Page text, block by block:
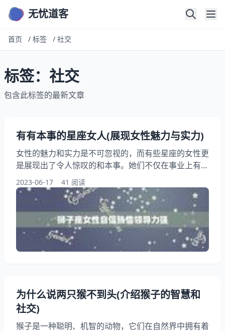
无忧道客
首页 / 标签 / 社交
标签：社交
包含此标签的最新文章
有有本事的星座女人(展现女性魅力与实力)
女性的魅力和实力是不可忽视的，而有些星座的女性更
是展现出了令人惊叹的和本事。她们不仅在事业上有所
成就，还能在家庭和社交场合中游刃有余，成为了众人
的焦点。本文将为大家介绍几个有有本事的星座女人，
讨论她们的成功方法和魅力所在。 一、狮子座女性：
自信、热情、领导力强 狮子座女性是典型的型人物，
她们自信、热情、有着强烈的领导力。她们通常具有很
高的社交和人际关系处理，能够在各种场合中游刃有余
地表现自己
2023-06-17 41 阅读
为什么说两只猴不到头(介绍猴子的智慧和
社交)
猴子是一种聪明、机智的动物，它们在自然界中拥有着